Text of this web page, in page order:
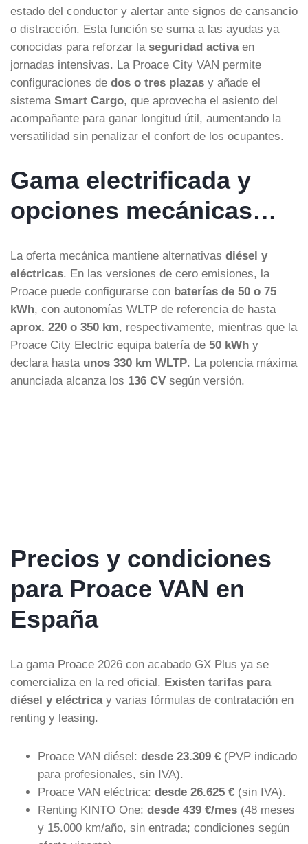
estado del conductor y alertar ante signos de cansancio
o distracción. Esta función se suma a las ayudas ya
conocidas para reforzar la seguridad activaen
jornadas intensivas. La Proace City VAN permite
configuraciones de dos o tres plazas y añade el
sistema Smart Cargo, que aprovecha el asiento del
acompañante para ganar longitud útil, aumentando la
versatilidad sin penalizar el confort de los ocupantes.
Gama electrificada y
opciones mecánicas…
La oferta mecánica mantiene alternativas diésel y
eléctricas. En las versiones de cero emisiones, la
Proace puede configurarse con baterías de 50 o 75
kWh, con autonomías WLTP de referencia de hasta
aprox. 220 o 350 km, respectivamente, mientras que la
Proace City Electric equipa batería de 50 kWh y
declara hasta unos 330 km WLTP. La potencia máxima
anunciada alcanza los 136 CV según versión.
Precios y condiciones
para Proace VAN en
España
La gama Proace 2026 con acabado GX Plus ya se
comercializa en la red oficial. Existen tarifas para
diésel y eléctricay varias fórmulas de contratación en
renting y leasing.
Proace VAN diésel: desde 23.309 € (PVP indicado
para profesionales, sin IVA).
Proace VAN eléctrica: desde 26.625 € (sin IVA).
Renting KINTO One: desde 439 €/mes (48 meses
y 15.000 km/año, sin entrada; condiciones según